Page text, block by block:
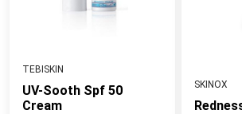
TEBISKIN
UV-Sooth Spf 50
Cream
SKINOX